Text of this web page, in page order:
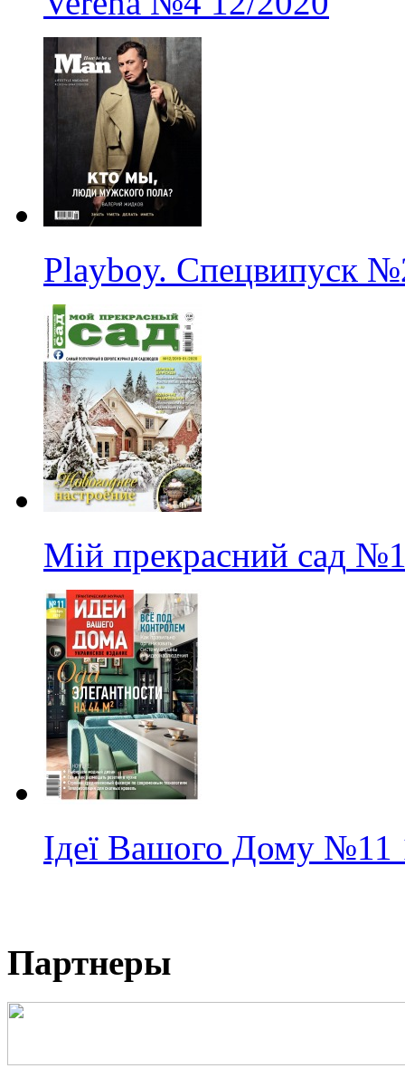
Playboy. Спецвипуск
Мій прекрасний сад
Ідеї Вашого Дому №11
Партнеры